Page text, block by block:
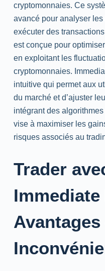
cryptomonnaies. Ce
avancé pour analyser
exécuter des
est conçue pour
en exploitant les
cryptomonnaies.
intuitive qui permet aux
du marché et d’ajuster
intégrant des
vise à maximiser les
risques associés au
Trader
Immediate
Avantages